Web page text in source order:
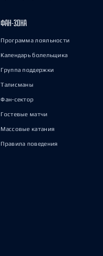
ФАН-ЗОНА
Программа лояльности
Календарь болельщика
Группа поддержки
Талисманы
Фан-сектор
Гостевые матчи
Массовые катания
Правила поведения